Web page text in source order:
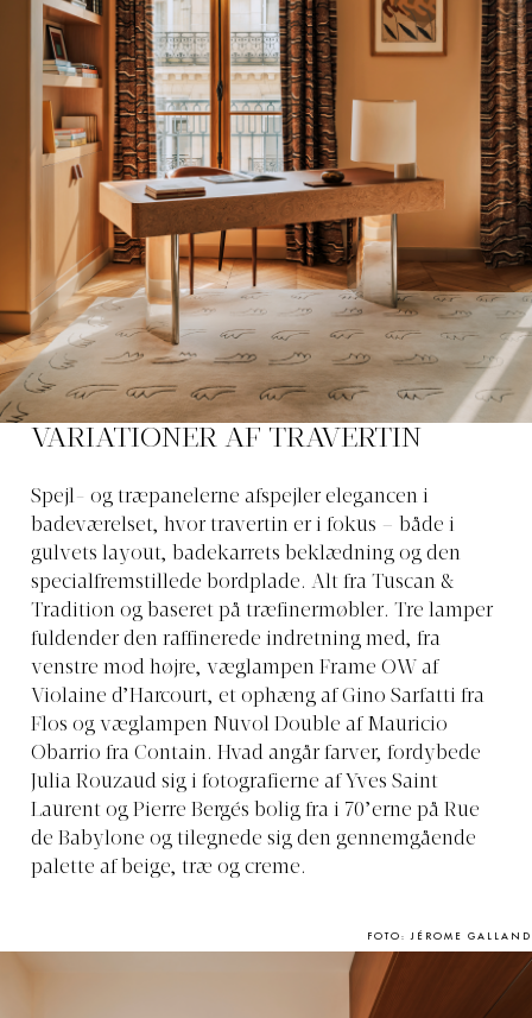
VARIATIONER AF TRAVERTIN
Spejl- og træpanelerne afspejler elegancen i
badeværelset, hvor travertin er i fokus – både i
gulvets layout, badekarrets beklædning og den
specialfremstillede bordplade. Alt fra Tuscan &
Tradition og baseret på træfinermøbler. Tre lamper
fuldender den raffinerede indretning med, fra
venstre mod højre, væglampen Frame OW af
Violaine d’Harcourt, et ophæng af Gino Sarfatti fra
Flos og væglampen Nuvol Double af Mauricio
Obarrio fra Contain. Hvad angår farver, fordybede
Julia Rouzaud sig i fotografierne af Yves Saint
Laurent og Pierre Bergés bolig fra i 70’erne på Rue
de Babylone og tilegnede sig den gennemgående
palette af beige, træ og creme.
FOTO: JÉROME GALLAND